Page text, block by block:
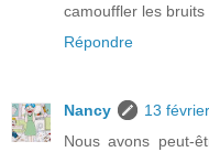
camouffler les bruits
Répondre
Nancy
13
Nous avons peut-